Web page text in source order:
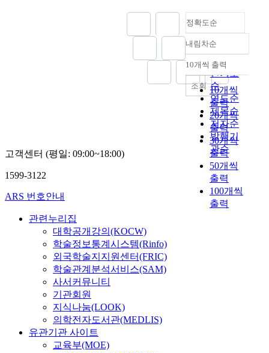
정확도순
정확도
순
인기도
순
연도순
제목순
저자순
발행기
관순
내림차순
내림차순
10개씩 출력
10개씩
출력
20개씩
출력
30개씩
출력
50개씩
출력
100개씩
출력
조회
고객센터 (평일: 09:00~18:00)
1599-3122
ARS 번호안내
관련누리집
대학공개강의(KOCW)
학술정보통계시스템(Rinfo)
외국학술지지원센터(FRIC)
학술관계분석서비스(SAM)
사서커뮤니티
기관회원
지식나눔(LOOK)
의학전자도서관(MEDLIS)
유관기관 사이트
교육부(MOE)